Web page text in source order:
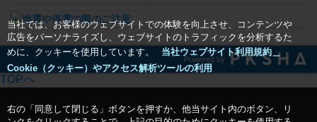
当社では、お客様のウェブサイトでの体験を向上させ、コンテンツや
広告をパーソナライズし、ウェブサイトのトラフィックを分析するた
めに、クッキーを使用しています。
当社ウェブサイト利用規約＿
Cookie（クッキー）やアクセス解析ツールの利用
右の「同意して閉じる」ボタンを押すか、他当サイト内のボタン、リ
Powered by
TOPへ